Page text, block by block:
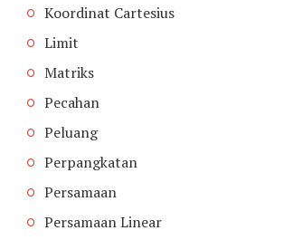
Koordinat Cartesius
Limit
Matriks
Pecahan
Peluang
Perpangkatan
Persamaan
Persamaan Linear